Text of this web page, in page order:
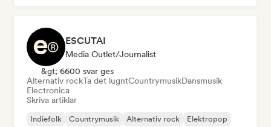
ESCUTAI
Media Outlet/Journalist
&gt; 6600 svar ges
Alternativ rockTa det lugntCountrymusikDansmusik
Electronica
Skriva artiklar
Indiefolk Countrymusik Alternativ rock
Elektropop